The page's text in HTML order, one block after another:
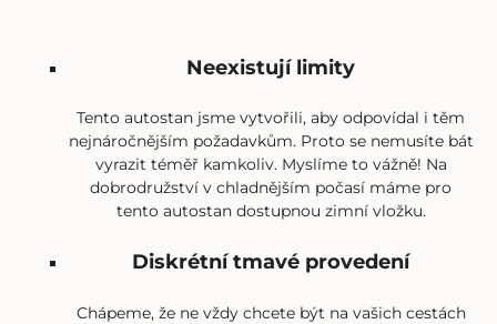
Neexistují limity
Tento autostan jsme vytvořili, aby odpovídal i těm
nejnáročnějším požadavkům. Proto se nemusíte bát
vyrazit téměř kamkoliv. Myslíme to vážně! Na
dobrodružství v chladnějším počasí máme pro
tento autostan dostupnou zimní vložku.
Diskrétní tmavé provedení
Chápeme, že ne vždy chcete být na vašich cestách